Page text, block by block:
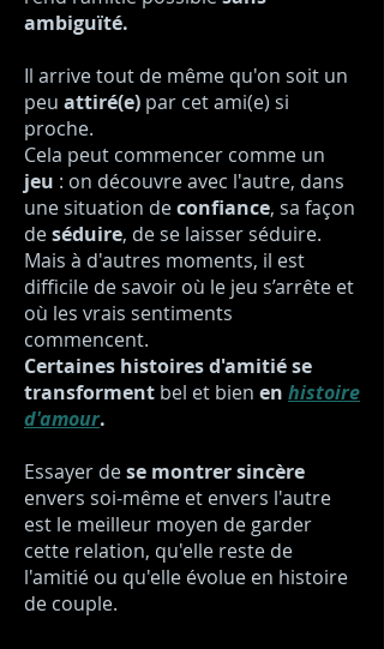
ambiguïté.
Il arrive tout de même qu'on soit un
peu attiré(e) par cet ami(e) si
proche.
Cela peut commencer comme un
jeu : on découvre avec l'autre, dans
une situation deconfiance, sa façon
deséduire, de se laisser séduire.
Mais à d'autres moments, il est
difficile de savoir où le jeu s’arrête et
où les vrais sentiments
commencent.
Certaines histoires d'amitié se
transforment bel et bien en histoire
d'amour.
Essayer dese montrer sincère
envers soi-même et envers l'autre
est le meilleur moyen de garder
cette relation, qu'elle reste de
l'amitié ou qu'elle évolue en histoire
de couple.